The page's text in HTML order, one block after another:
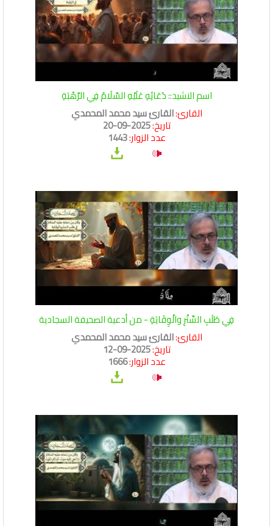
اسم النشيد:: دُعَائِهِ عَلَيْهِ السَّلَامُ فِي الرَّهْبَةِ
القارئ:القارئ سيد محمد المحمدي
تاريخ:2025-09-20
عدد الزوار:1443
فِي طَلَبِ السِّتْرِ والْوِقَايَةِ - من أدعية الصحيفة السجادية
القارئ:القارئ سيد محمد المحمدي
تاريخ:2025-09-12
عدد الزوار:1666